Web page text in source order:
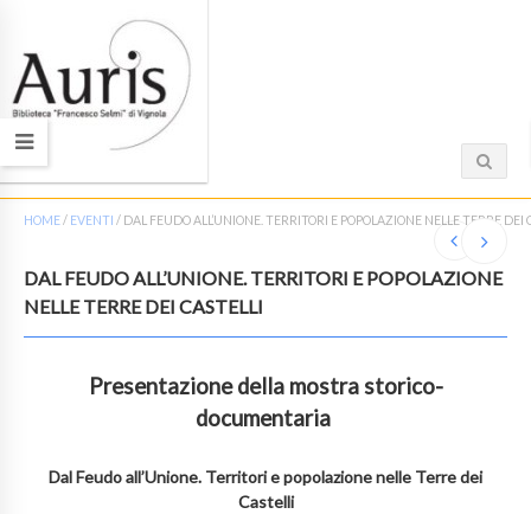
HOME/ EVENTI / DAL FEUDO ALL’UNIONE. TERRITORI E POPOLAZIONE NELLE TERRE DEI
DAL FEUDO ALL’UNIONE. TERRITORI E POPOLAZIONE
NELLE TERRE DEI CASTELLI
Presentazione della mostra storico-
documentaria
Dal Feudo all’Unione. Territori e popolazione nelle Terre dei
Castelli